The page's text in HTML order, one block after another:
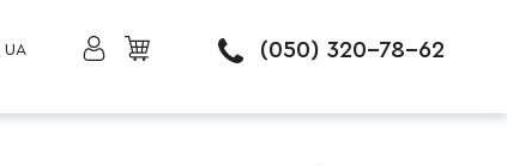
UA (050) 320-78-62